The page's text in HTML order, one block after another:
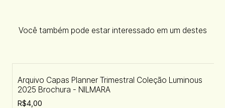
Você também pode estar interessado em um destes
Arquivo Capas Planner Trimestral Coleção Luminous
2025 Brochura - NILMARA
R$4,00